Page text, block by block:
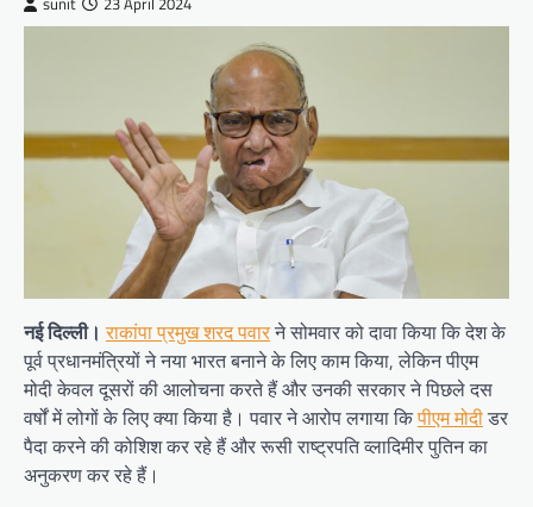
नई दिल्ली। राकांपा प्रमुख शरद पवारने सोमवार को दावा किया कि देश के
पूर्व प्रधानमंत्रियों ने नया भारत बनाने के लिए काम किया, लेकिन पीएम
मोदी केवल दूसरों की आलोचना करते हैं और उनकी सरकार ने पिछले दस
वर्षों में लोगों के लिए क्या किया है। पवार ने आरोप लगाया किपीएम मोदीडर
पैदा करने की कोशिश कर रहे हैं और रूसी राष्ट्रपति व्लादिमीर पुतिन का
अनुकरण कर रहे हैं।